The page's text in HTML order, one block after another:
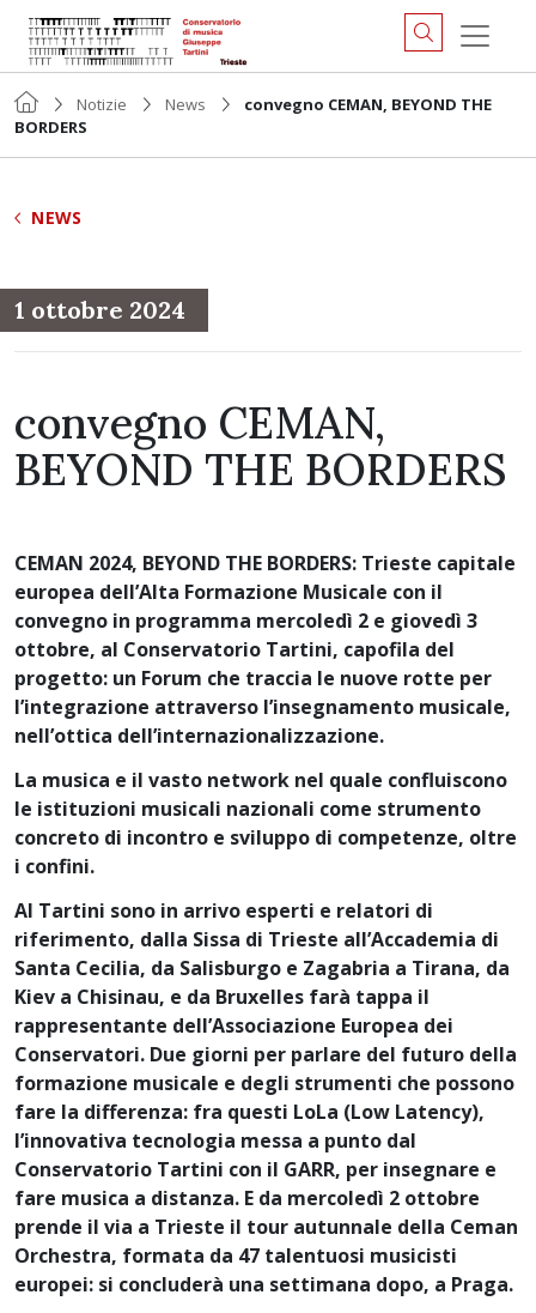
Notizie News
convegno CEMAN, BEYOND THE
BORDERS
NEWS
1 ottobre 2024
convegno CEMAN,
BEYOND THE BORDERS
CEMAN 2024, BEYOND THE BORDERS: Trieste capitale
europea dell’Alta Formazione Musicale con il
convegno in programma mercoledì 2 e giovedì 3
ottobre, al Conservatorio Tartini, capofila del
progetto: un Forum che traccia le nuove rotte per
l’integrazione attraverso l’insegnamento musicale,
nell’ottica dell’internazionalizzazione.
La musica e il vasto network nel quale confluiscono
le istituzioni musicali nazionali come strumento
concreto di incontro e sviluppo di competenze, oltre
i confini.
Al Tartini sono in arrivo esperti e relatori di
riferimento, dalla Sissa di Trieste all’Accademia di
Santa Cecilia, da Salisburgo e Zagabria a Tirana, da
Kiev a Chisinau, e da Bruxelles farà tappa il
rappresentante dell’Associazione Europea dei
Conservatori. Due giorni per parlare del futuro della
formazione musicale e degli strumenti che possono
fare la differenza: fra questi LoLa (Low Latency),
l’innovativa tecnologia messa a punto dal
Conservatorio Tartini con il GARR, per insegnare e
fare musica a distanza. E da mercoledì 2 ottobre
prende il via a Trieste il tour autunnale della Ceman
Orchestra, formata da 47 talentuosi musicisti
europei: si concluderà una settimana dopo, a Praga.